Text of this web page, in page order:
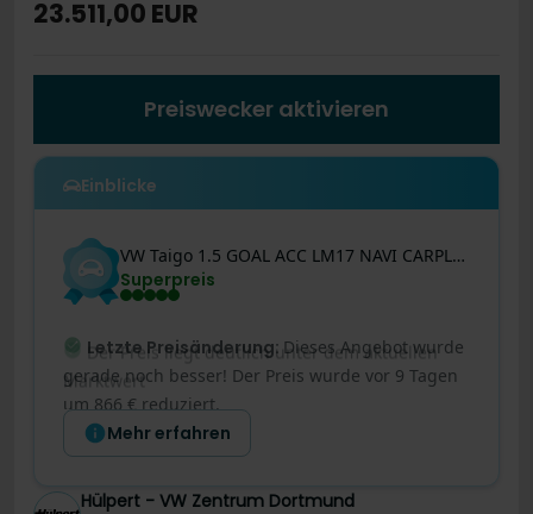
23.511,00 EUR
Preiswecker aktivieren
Einblicke
VW Taigo 1.5 GOAL ACC LM17 NAVI CARPLAY SITZHEIZUNG
Superpreis
Letzte Preisänderung
Dieses Angebot wurde
gerade noch besser! Der Preis wurde vor 9 Tagen
um 866 € reduziert.
Mehr erfahren
Hülpert - VW Zentrum Dortmund